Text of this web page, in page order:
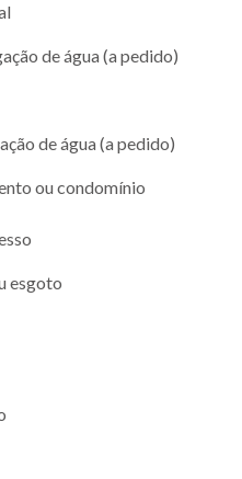
de água (a pedido)
de água (a pedido)
ou condomínio
esgoto